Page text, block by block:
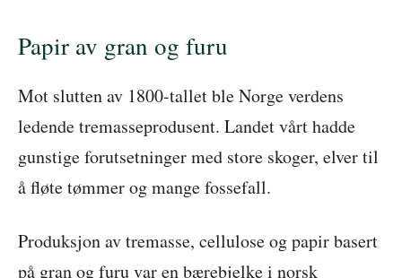
Papir av gran og furu
Mot slutten av 1800-tallet ble Norge verdens
ledende tremasseprodusent. Landet vårt hadde
gunstige forutsetninger med store skoger, elver til
å fløte tømmer og mange fossefall.
Produksjon av tremasse, cellulose og papir basert
på gran og furu var en bærebjelke i norsk